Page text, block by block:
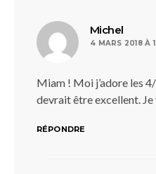
Michel
4 MARS 2018 À
Miam ! Moi j’adore les
devrait être excellent. Je
RÉPONDRE